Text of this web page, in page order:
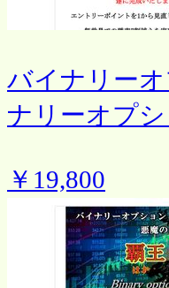
バイナリー
ナリーオプ
￥19,800